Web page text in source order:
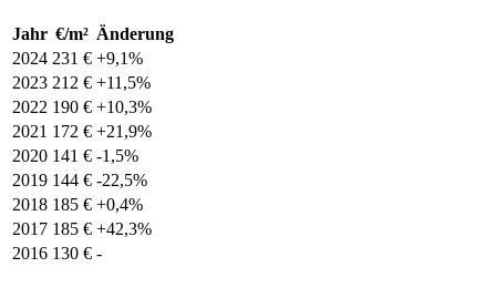
Jahr €/m² Änderung
2024 231 € +9,1%
2023 212 € +11,5%
2022 190 € +10,3%
2021 172 € +21,9%
2020 141 € -1,5%
2019 144 € -22,5%
2018 185 € +0,4%
2017 185 € +42,3%
2016 130 € -